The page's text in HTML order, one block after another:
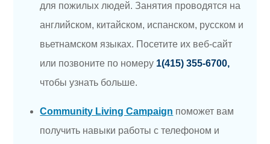
для пожилых людей. Занятия проводятся на
английском, китайском, испанском, русском и
вьетнамском языках. Посетите их веб-сайт
или позвоните по номеру 1(415) 355-6700,
чтобы узнать больше.
Community Living Campaign поможет вам
получить навыки работы с телефоном и